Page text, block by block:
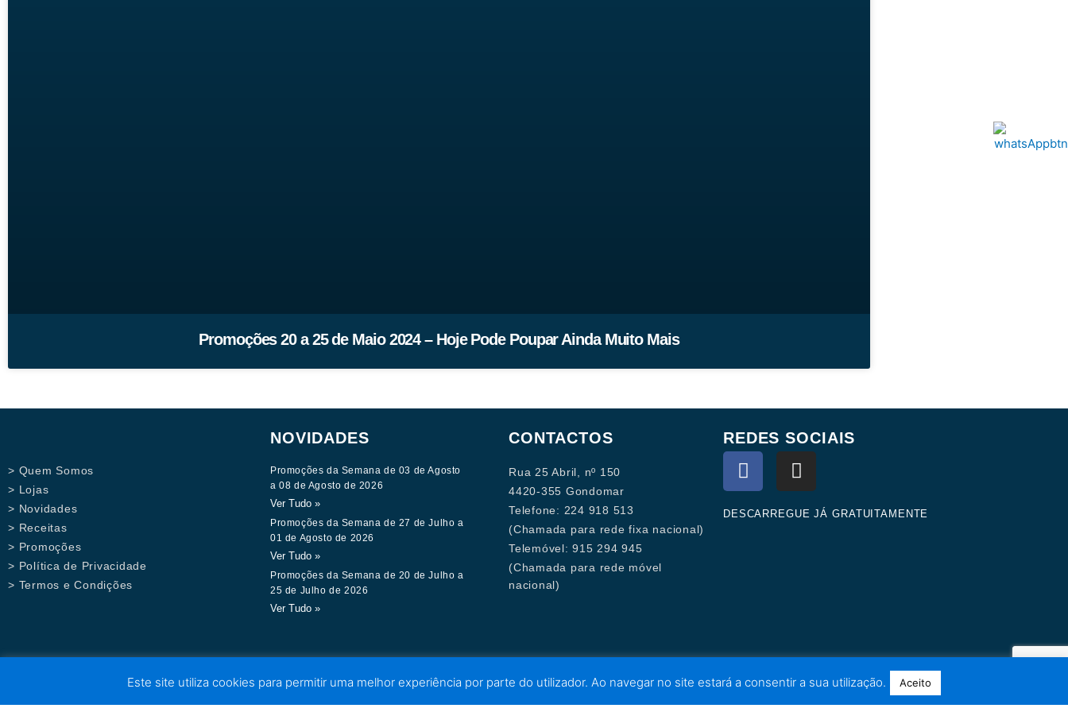
Promoções 20 a 25 de Maio 2024 – Hoje Pode Poupar Ainda Muito Mais
> Quem Somos
> Lojas
> Novidades
> Receitas
> Promoções
> Política de Privacidade
> Termos e Condições
NOVIDADES
Promoções da Semana de 03 de Agosto
a 08 de Agosto de 2026
Ver Tudo »
Promoções da Semana de 27 de Julho a
01 de Agosto de 2026
Ver Tudo »
Promoções da Semana de 20 de Julho a
25 de Julho de 2026
Ver Tudo »
CONTACTOS
Rua 25 Abril, nº 150
4420-355 Gondomar
Telefone: 224 918 513
(Chamada para rede fixa nacional)
Telemóvel: 915 294 945
(Chamada para rede móvel
nacional)
REDES SOCIAIS
F
a
c
e
I
n
s
t
DESCARREGUE JÁ GRATUITAMENTE
Este site utiliza cookies para permitir uma melhor experiência por parte do utilizador. Ao navegar no site estará a consentir a sua utilização. Aceito